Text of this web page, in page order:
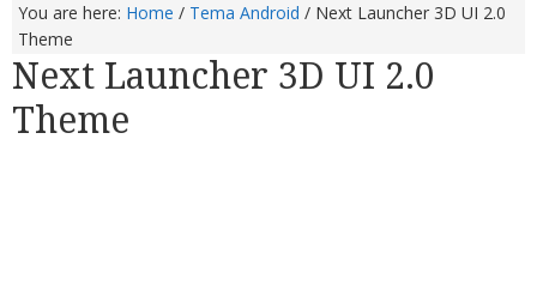
You are here: Home / Tema Android / Next Launcher 3D UI 2.0
Theme
Next Launcher 3D UI 2.0
Theme